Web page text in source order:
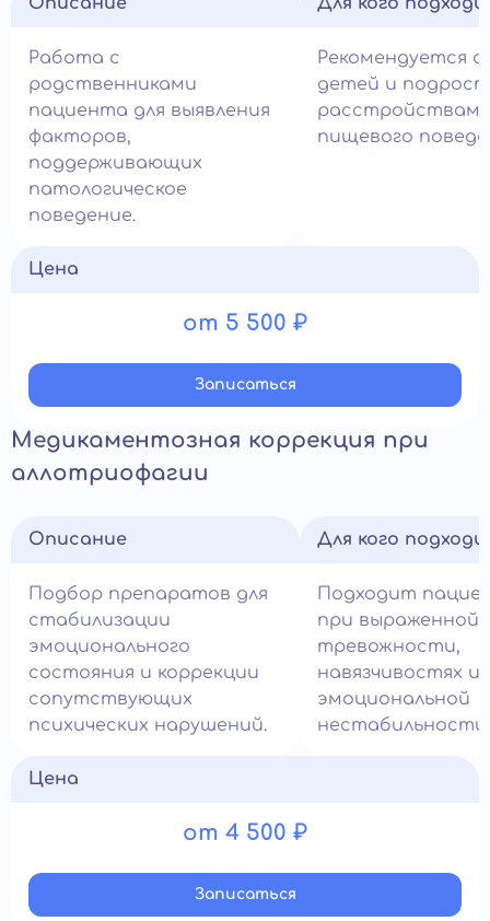
Работа с
родственниками
пациента для выявления
факторов,
поддерживающих
патологическое
поведение.
Рекомендуется
детей и
пищевого
Цена
от 5 500 ₽
Записатьcя
Медикаментозная коррекция при
аллотриофагии
Описание
Подбор препаратов для
стабилизации
эмоционального
состояния и коррекции
сопутствующих
психических нарушений.
Для кого
Подходит
при выраженной
тревожности,
навязчивостях и
эмоциональной
нестабильности.
Цена
от 4 500 ₽
Записатьcя